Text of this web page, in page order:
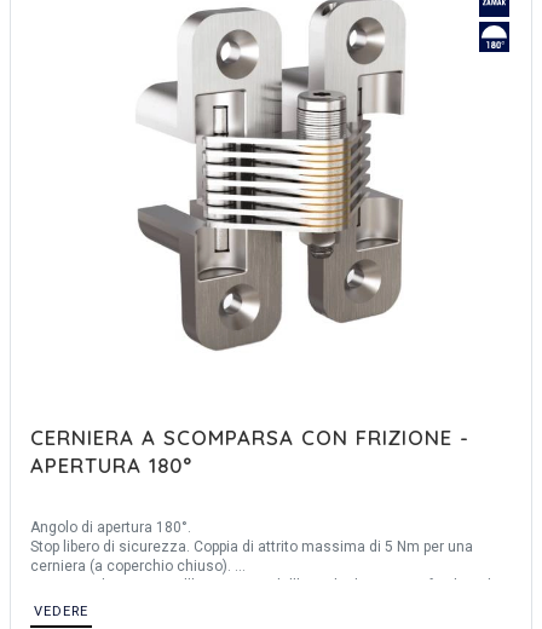
CERNIERA A SCOMPARSA CON FRIZIONE -
APERTURA 180°
Angolo di apertura 180°.
Stop libero di sicurezza. Coppia di attrito massima di 5 Nm per una
cerniera (a coperchio chiuso).
l'apertura del coperchio.
VEDERE